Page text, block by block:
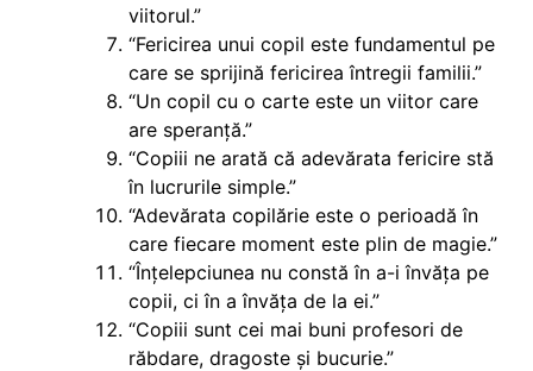
viitorul.”
“Fericirea unui copil este fundamentul pe
care se sprijină fericirea întregii familii.”
“Un copil cu o carte este un viitor care
are speranță.”
“Copiii ne arată că adevărata fericire stă
în lucrurile simple.”
“Adevărata copilărie este o perioadă în
care fiecare moment este plin de magie.”
“Înțelepciunea nu constă în a-i învăța pe
copii, ci în a învăța de la ei.”
“Copiii sunt cei mai buni profesori de
răbdare, dragoste și bucurie.”